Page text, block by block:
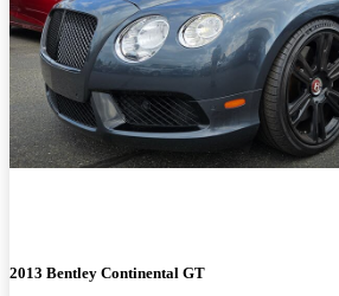
2013 Bentley Continental GT